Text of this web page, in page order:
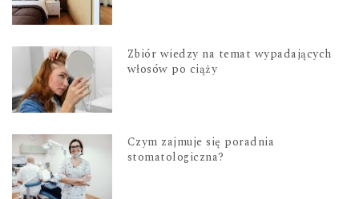
Zbiór wiedzy na temat wypadających
włosów po ciąży
Czym zajmuje się poradnia
stomatologiczna?